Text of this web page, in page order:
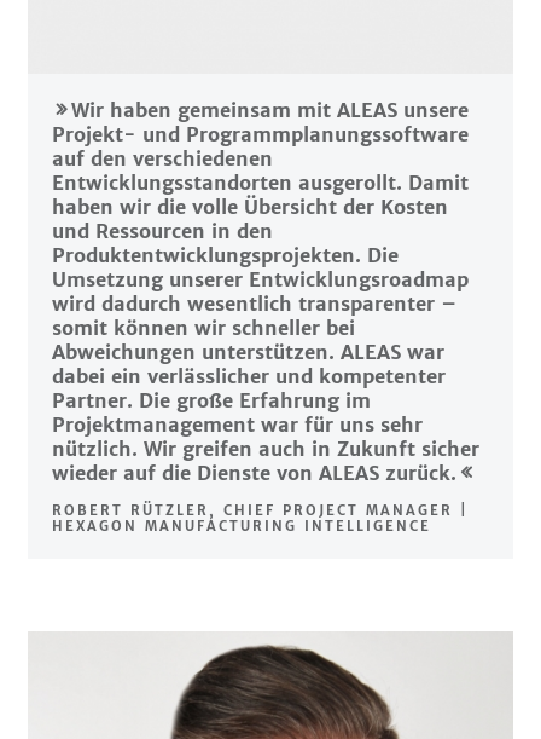
Wir haben gemeinsam mit ALEAS unsere
Projekt- und Programmplanungssoftware
auf den verschiedenen
Entwicklungsstandorten ausgerollt. Damit
haben wir die volle Übersicht der Kosten
und Ressourcen in den
Produktentwicklungsprojekten. Die
Umsetzung unserer Entwicklungsroadmap
wird dadurch wesentlich transparenter –
somit können wir schneller bei
Abweichungen unterstützen. ALEAS war
dabei ein verlässlicher und kompetenter
Partner. Die große Erfahrung im
Projektmanagement war für uns sehr
nützlich. Wir greifen auch in Zukunft sicher
wieder auf die Dienste von ALEAS zurück.
ROBERT RÜTZLER, CHIEF PROJECT MANAGER |
HEXAGON MANUFACTURING INTELLIGENCE